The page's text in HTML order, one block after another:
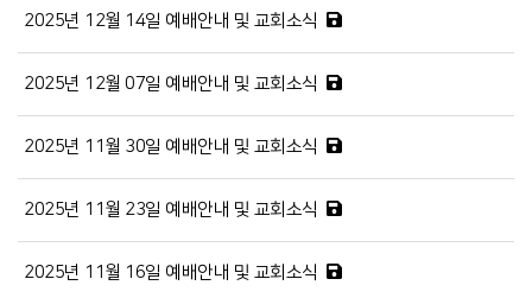
2025년 12월 14일 예배안내 및 교회소식
2025년 12월 07일 예배안내 및 교회소식
2025년 11월 30일 예배안내 및 교회소식
2025년 11월 23일 예배안내 및 교회소식
2025년 11월 16일 예배안내 및 교회소식